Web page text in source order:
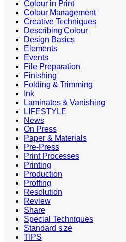
Colour in Print
Colour Management
Creative Techniques
Describing Colour
Design Basics
Elements
Events
File Preparation
Finishing
Folding & Trimming
Ink
Laminates & Vanishing
LIFESTYLE
News
On Press
Paper & Materials
Pre-Press
Print Processes
Printing
Production
Proffing
Resolution
Review
Share
Special Techniques
Standard size
TIPS